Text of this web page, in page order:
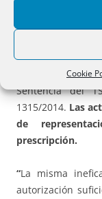
Cookie
Sociedades
ampliaciones de
Sentencia del
1315/2014. Las
de
prescripción.
“La misma
autorización